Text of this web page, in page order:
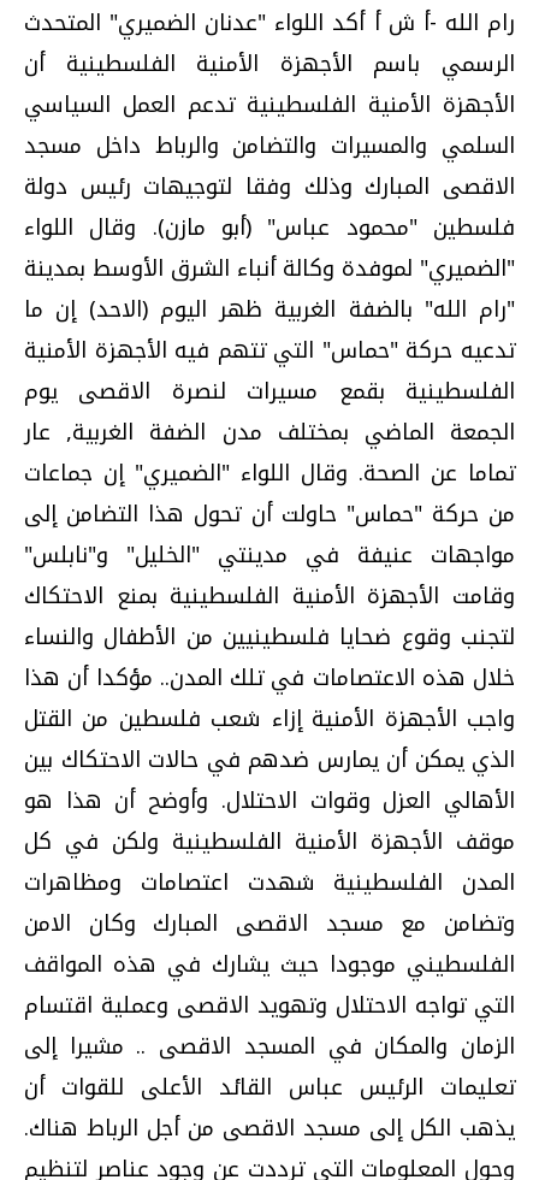
رام الله -أ ش أ أكد اللواء "عدنان الضميري" المتحدث
الرسمي باسم الأجهزة الأمنية الفلسطينية أن
الأجهزة الأمنية الفلسطينية تدعم العمل السياسي
السلمي والمسيرات والتضامن والرباط داخل مسجد
الاقصى المبارك وذلك وفقا لتوجيهات رئيس دولة
فلسطين "محمود عباس" (أبو مازن). وقال اللواء
"الضميري" لموفدة وكالة أنباء الشرق الأوسط بمدينة
"رام الله" بالضفة الغربية ظهر اليوم (الاحد) إن ما
تدعيه حركة "حماس" التي تتهم فيه الأجهزة الأمنية
الفلسطينية بقمع مسيرات لنصرة الاقصى يوم
الجمعة الماضي بمختلف مدن الضفة الغربية, عار
تماما عن الصحة. وقال اللواء "الضميري" إن جماعات
من حركة "حماس" حاولت أن تحول هذا التضامن إلى
مواجهات عنيفة في مدينتي "الخليل" و"نابلس"
وقامت الأجهزة الأمنية الفلسطينية بمنع الاحتكاك
لتجنب وقوع ضحايا فلسطينيين من الأطفال والنساء
خلال هذه الاعتصامات في تلك المدن.. مؤكدا أن هذا
واجب الأجهزة الأمنية إزاء شعب فلسطين من القتل
الذي يمكن أن يمارس ضدهم في حالات الاحتكاك بين
الأهالي العزل وقوات الاحتلال. وأوضح أن هذا هو
موقف الأجهزة الأمنية الفلسطينية ولكن في كل
المدن الفلسطينية شهدت اعتصامات ومظاهرات
وتضامن مع مسجد الاقصى المبارك وكان الامن
الفلسطيني موجودا حيث يشارك في هذه المواقف
التي تواجه الاحتلال وتهويد الاقصى وعملية اقتسام
الزمان والمكان في المسجد الاقصى .. مشيرا إلى
تعليمات الرئيس عباس القائد الأعلى للقوات أن
يذهب الكل إلى مسجد الاقصى من أجل الرباط هناك.
وحول المعلومات التي ترددت عن وجود عناصر لتنظيم